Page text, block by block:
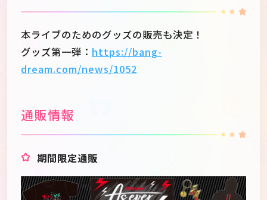
本ライブのためのグッズの販売も決定！
グッズ第一弾： https://bang-
dream.com/news/1052
通販情報
期間限定通販